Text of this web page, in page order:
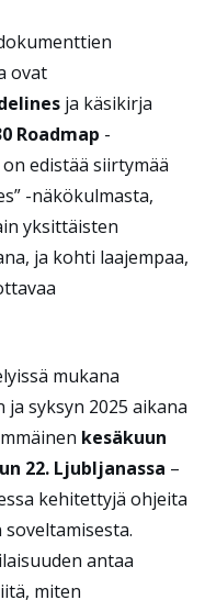
ovat
ja käsikirja
Roadmap -
edistää siirtymää
-näkökulmasta,
yksittäisten
ja kohti laajempaa,
mukana
syksyn 2025 aikana
kesäkuun
22. Ljubljanassa –
kehitettyjä ohjeita
antaa
miten